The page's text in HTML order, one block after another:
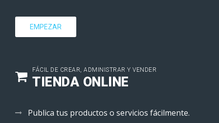
EMPEZAR
FÁCIL DE CREAR, ADMINISTRAR Y VENDER
TIENDA ONLINE
Publica tus productos o servicios fácilmente.